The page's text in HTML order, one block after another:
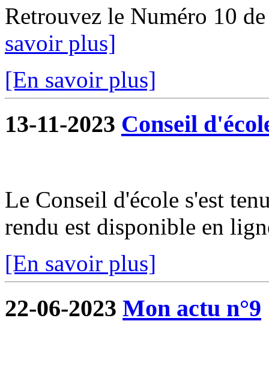
Retrouvez le Numéro 10
savoir plus]
[En savoir plus]
13-11-2023 Conseil
Le Conseil d'école s'est
rendu est disponible en
[En savoir plus]
22-06-2023 Mon actu n°9